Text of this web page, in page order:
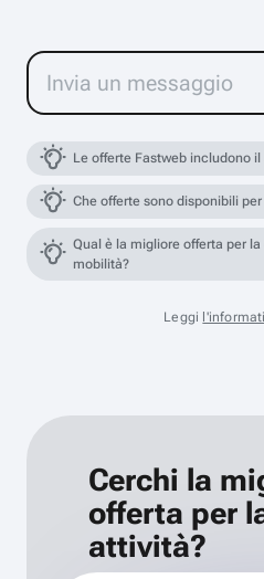
Le offerte Fastweb includono
Che offerte sono disponibili
Qual è la migliore offerta per
mobilità?
Leggi
Cerchi la
offerta per
attività?